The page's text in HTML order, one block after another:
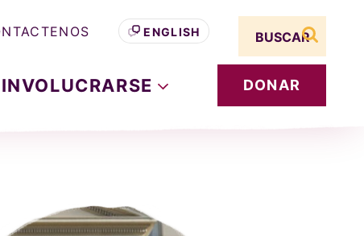
INVOLUCRARSE DONAR
ENGLISH
Search term
buscar